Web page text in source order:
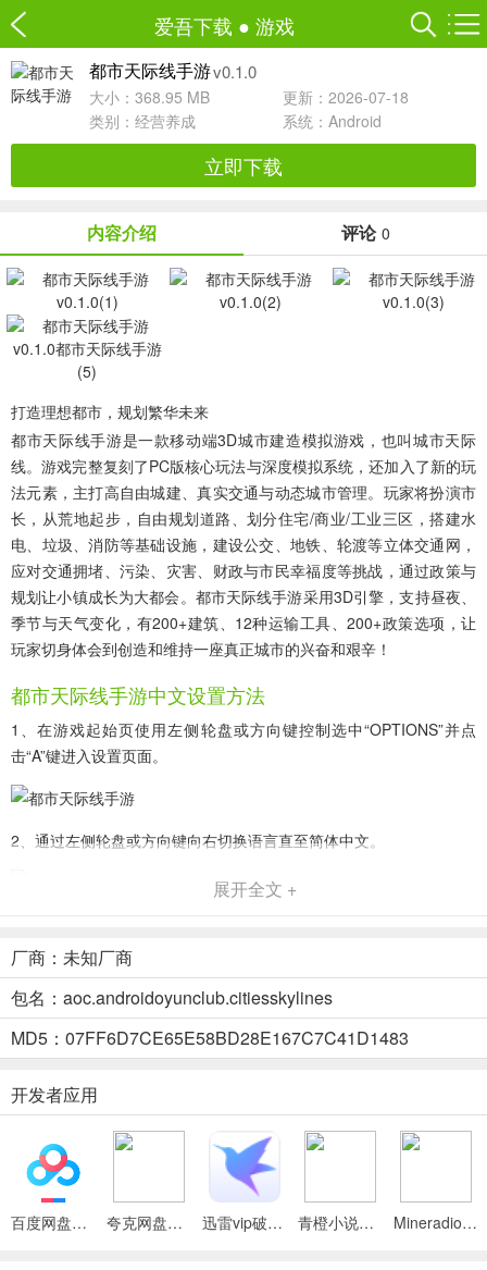
爱吾下载 ● 游戏
都市天际线手游v0.1.0
大小：368.95 MB
更新：2026-07-18
类别： 经营养成 系统：Android
立即下载
内容介绍 评论 0
打造理想都市，规划繁华未来
都市天际线手游是一款移动端3D城市建造模拟游戏，也叫城市天际
线。游戏完整复刻了PC版核心玩法与深度模拟系统，还加入了新的玩
法元素，主打高自由城建、真实交通与动态城市管理。玩家将扮演市
长，从荒地起步，自由规划道路、划分住宅/商业/工业三区，搭建水
电、垃圾、消防等基础设施，建设公交、地铁、轮渡等立体交通网，
应对交通拥堵、污染、灾害、财政与市民幸福度等挑战，通过政策与
规划让小镇成长为大都会。都市天际线手游采用3D引擎，支持昼夜、
季节与天气变化，有200+建筑、12种运输工具、200+政策选项，让
玩家切身体会到创造和维持一座真正城市的兴奋和艰辛！
都市天际线手游中文设置方法
1、在游戏起始页使用左侧轮盘或方向键控制选中“OPTIONS”并点
击“A”键进入设置页面。
2、通过左侧轮盘或方向键向右切换语言直至简体中文。
都市天际线手游怎么玩？都市天际线手游新手玩法介
绍
1、设置好中文后，点击【开始游戏】
2、选择你想要建造的地图和城市，然后点击【开始】
3、要想发展壮大，您的城市就需要道路、分区、
电力、供水以及排污等各项基础设施
展开全文 +
厂商：未知厂商
包名：aoc.androidoyunclub.citiesskylines
MD5：07FF6D7CE65E58BD28E167C7C41D1483
开发者应用
百度网盘绿色免安装Pc电脑版 夸克网盘官方正式版 迅雷vip破解版永久会员2024版 青橙小说App Mineradio手机版